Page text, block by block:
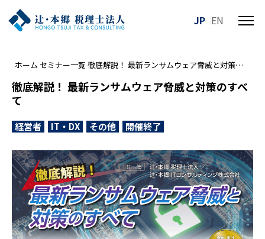
JP EN
メ
を
ホーム セミナー一覧 徹底解説！ 最新ランサムウェア脅威と対策のすべて
徹底解説！ 最新ランサムウェア脅威と対策のすべ
て
経営者 IT・DX その他 開催終了